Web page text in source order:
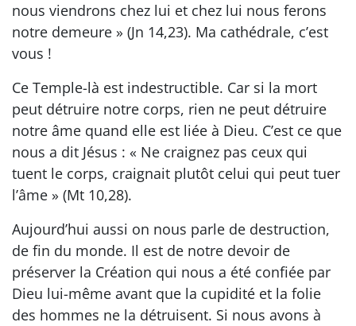
nous viendrons chez lui et chez lui nous ferons
notre demeure » (Jn 14,23). Ma cathédrale, c’est
vous !
Ce Temple-là est indestructible. Car si la mort
peut détruire notre corps, rien ne peut détruire
notre âme quand elle est liée à Dieu. C’est ce que
nous a dit Jésus : « Ne craignez pas ceux qui
tuent le corps, craignait plutôt celui qui peut tuer
l’âme » (Mt 10,28).
Aujourd’hui aussi on nous parle de destruction,
de fin du monde. Il est de notre devoir de
préserver la Création qui nous a été confiée par
Dieu lui-même avant que la cupidité et la folie
des hommes ne la détruisent. Si nous avons à